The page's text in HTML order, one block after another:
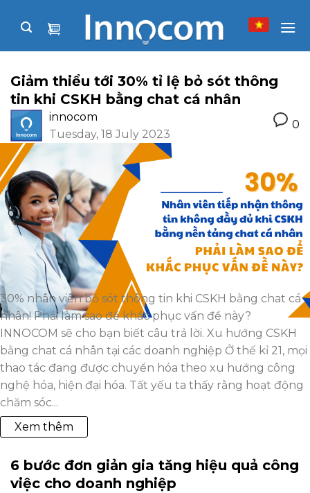
Giảm thiểu tới 30% tỉ lệ bỏ sót thông
tin khi CSKH bằng chat cá nhân
innocom
Tuesday, 18 July 2023
0
30% nhân viên bỏ sót thông tin khi CSKH bằng chat cá
nhân! Phải làm sao để khắc phục vấn đề này?
INNOCOM sẽ cho bạn biết câu trả lời. Xu hướng CSKH
bằng chat cá nhân tại các doanh nghiệp Ở thế kỉ 21, mọi
thao tác đang được chuyển hóa theo xu hướng công
nghệ hóa, hiện đại hóa. Tất yếu ta thấy rằng hoạt động
chăm sóc...
Xem thêm
6 bước đơn giản gia tăng hiệu quả công
việc cho doanh nghiệp